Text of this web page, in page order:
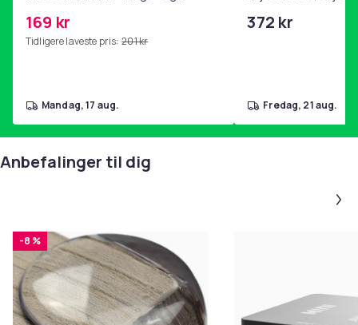
hjemmegymnastikk Pink
169 kr
Tidligere laveste pris: 201 kr
mandag, 17 aug.
372 kr
fredag, 21 aug.
Anbefalinger til dig
-8 %